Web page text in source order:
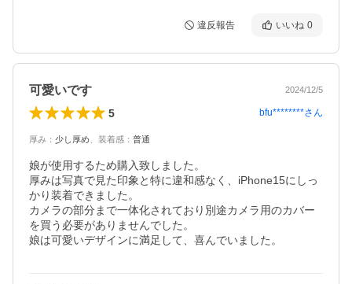
違反報告 いいね 0
可愛いです 2024/12/5
5 bfu********さん
厚み ： 少し厚め 装着感 ： 普通
娘が使用するため購入致しました。
厚みは写真で見た印象と特に違和感なく、iPhone15にしっ
かり装着できました。
カメラの部分まで一体化されており別途カメラ用のカバー
を買う必要がありませんでした。
娘は可愛いデザインに満足して、喜んでいました。